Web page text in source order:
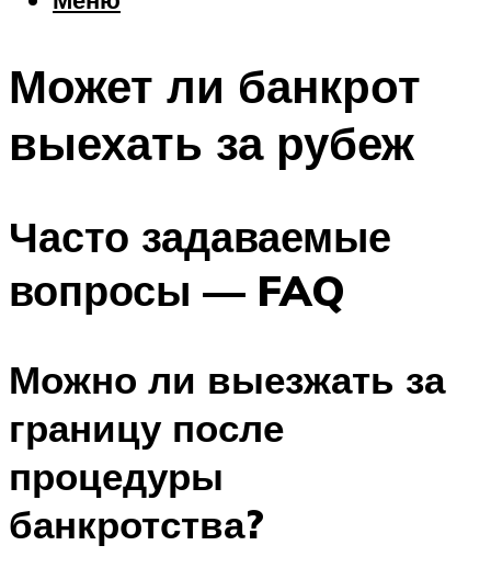
Шоппинг
Может ли банкрот
выехать за рубеж
Часто задаваемые
вопросы — FAQ
Можно ли выезжать за
границу после
процедуры
банкротства?